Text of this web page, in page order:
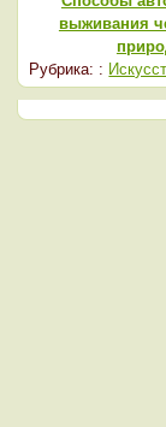
выживания
Рубрика: :